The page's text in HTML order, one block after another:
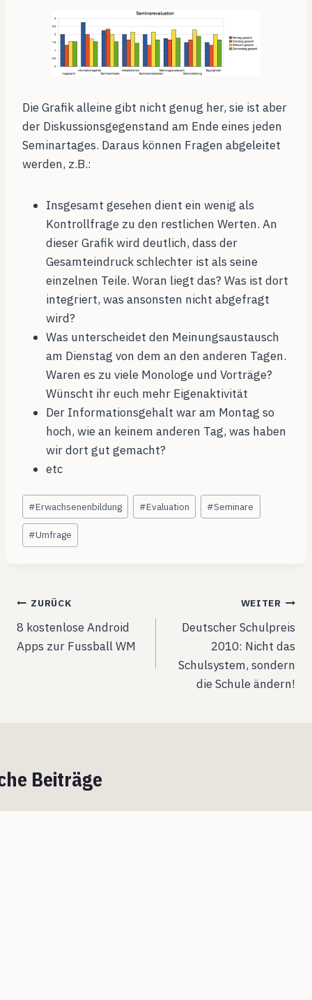
Die Grafik alleine gibt nicht genug her, sie ist aber
der Diskussionsgegenstand am Ende eines jeden
Seminartages. Daraus können Fragen abgeleitet
werden, z.B.:
Insgesamt gesehen dient ein wenig als
Kontrollfrage zu den restlichen Werten. An
dieser Grafik wird deutlich, dass der
Gesamteindruck schlechter ist als seine
einzelnen Teile. Woran liegt das? Was ist dort
integriert, was ansonsten nicht abgefragt
wird?
Was unterscheidet den Meinungsaustausch
am Dienstag von dem an den anderen Tagen.
Waren es zu viele Monologe und Vorträge?
Wünscht ihr euch mehr Eigenaktivität
Der Informationsgehalt war am Montag so
hoch, wie an keinem anderen Tag, was haben
wir dort gut gemacht?
etc
Schlagworte:
#Erwachsenenbildung #Evaluation #Seminare
#Umfrage
Beitragsnavigation
ZURÜCK
8 kostenlose Android
Apps zur Fussball WM
WEITER
Deutscher Schulpreis
2010: Nicht das
Schulsystem, sondern
die Schule ändern!
Beiträge